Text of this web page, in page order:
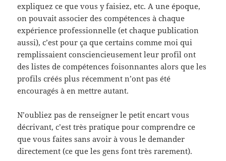
expliquez ce que vous y faisiez, etc. A une époque,
on pouvait associer des compétences à chaque
expérience professionnelle (et chaque publication
aussi), c’est pour ça que certains comme moi qui
remplissaient consciencieusement leur profil ont
des listes de compétences foisonnantes alors que les
profils créés plus récemment n’ont pas été
encouragés à en mettre autant.
N’oubliez pas de renseigner le petit encart vous
décrivant, c’est très pratique pour comprendre ce
que vous faites sans avoir à vous le demander
directement (ce que les gens font très rarement).